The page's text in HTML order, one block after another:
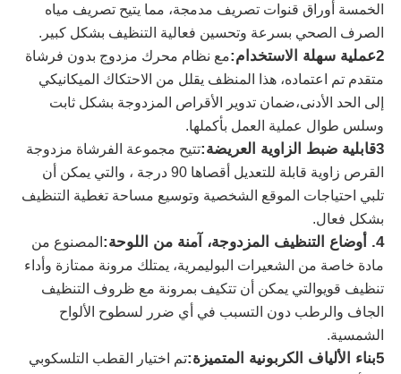
حول بنا
جولة في المعمل
ضبط الجودة
اتصل بنا
أخبار
جميع القضايا
طلب اقتباس
الخمسة أوراق قنوات تصريف مدمجة، مما يتيح تصريف مياه
الصرف الصحي بسرعة وتحسين فعالية التنظيف بشكل كبير.
2عملية سهلة الاستخدام:
مع نظام محرك مزدوج بدون فرشاة
متقدم تم اعتماده، هذا المنظف يقلل من الاحتكاك الميكانيكي
إلى الحد الأدنى،ضمان تدوير الأقراص المزدوجة بشكل ثابت
وسلس طوال عملية العمل بأكملها.
3قابلية ضبط الزاوية العريضة:
تتيح مجموعة الفرشاة مزدوجة
القرص زاوية قابلة للتعديل أقصاها 90 درجة ، والتي يمكن أن
تلبي احتياجات الموقع الشخصية وتوسيع مساحة تغطية التنظيف
بشكل فعال.
4. أوضاع التنظيف المزدوجة، آمنة من اللوحة:
المصنوع من
مادة خاصة من الشعيرات البوليمرية، يمتلك مرونة ممتازة وأداء
تنظيف قويوالتي يمكن أن تتكيف بمرونة مع ظروف التنظيف
الجاف والرطب دون التسبب في أي ضرر لسطوح الألواح
الشمسية.
5بناء الألياف الكربونية المتميزة:
تم اختيار القطب التلسكوبي